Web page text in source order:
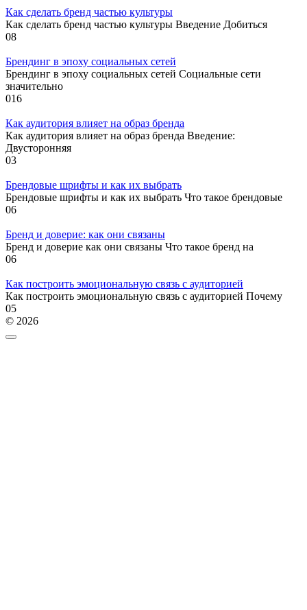
Как сделать бренд частью культуры
Как сделать бренд частью культуры Введение Добиться
08
Брендинг в эпоху социальных сетей
Брендинг в эпоху социальных сетей Социальные сети
значительно
016
Как аудитория влияет на образ бренда
Как аудитория влияет на образ бренда Введение:
Двусторонняя
03
Брендовые шрифты и как их выбрать
Брендовые шрифты и как их выбрать Что такое брендовые
06
Бренд и доверие: как они связаны
Бренд и доверие как они связаны Что такое бренд на
06
Как построить эмоциональную связь с аудиторией
Как построить эмоциональную связь с аудиторией Почему
05
© 2026